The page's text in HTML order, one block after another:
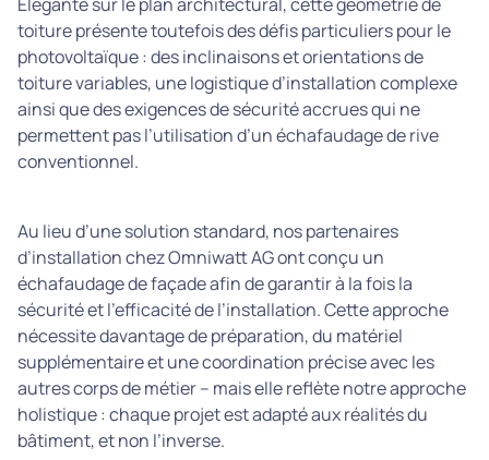
toiture présente toutefois des défis particuliers pour le
photovoltaïque : des inclinaisons et orientations de
toiture variables, une logistique d’installation complexe
ainsi que des exigences de sécurité accrues qui ne
permettent pas l’utilisation d’un échafaudage de rive
conventionnel.
Au lieu d’une solution standard, nos partenaires
d’installation chez Omniwatt AG ont conçu un
échafaudage de façade afin de garantir à la fois la
sécurité et l’efficacité de l’installation. Cette approche
nécessite davantage de préparation, du matériel
supplémentaire et une coordination précise avec les
autres corps de métier – mais elle reflète notre approche
holistique : chaque projet est adapté aux réalités du
bâtiment, et non l’inverse.